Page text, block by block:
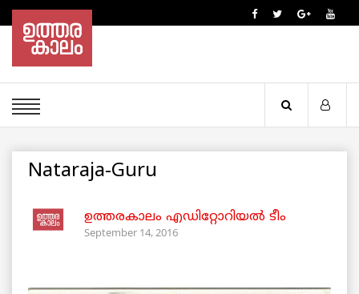
Nataraja-Guru
ഉത്തരകാലം എഡിറ്റോറിയല്‍ ടീം
September 14, 2016